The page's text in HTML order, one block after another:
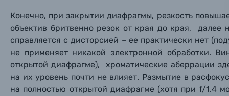
Ваш
Ваш
Оптические приборы
Электроника
Материалы
Вами с
Имя*
Номер
Конечно, при закрытии диафрагмы, резкость
объектив бритвенно резок от края до края, далее
справляется с дисторсией – ее практически нет
не применяет никакой электронной обработки.
открытой диафрагме), хроматические аберрации
на их уровень почти не влияет. Размытие в
на полностью открытой диафрагме (хотя при f/1.4
Ваш